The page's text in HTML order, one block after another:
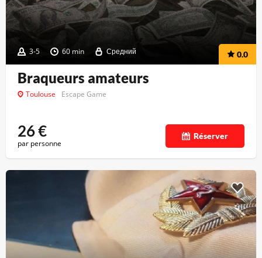
3-5 60 min Средний 0.0
Braqueurs amateurs
Toulouse Escape Game
26€
par personne
Réserver